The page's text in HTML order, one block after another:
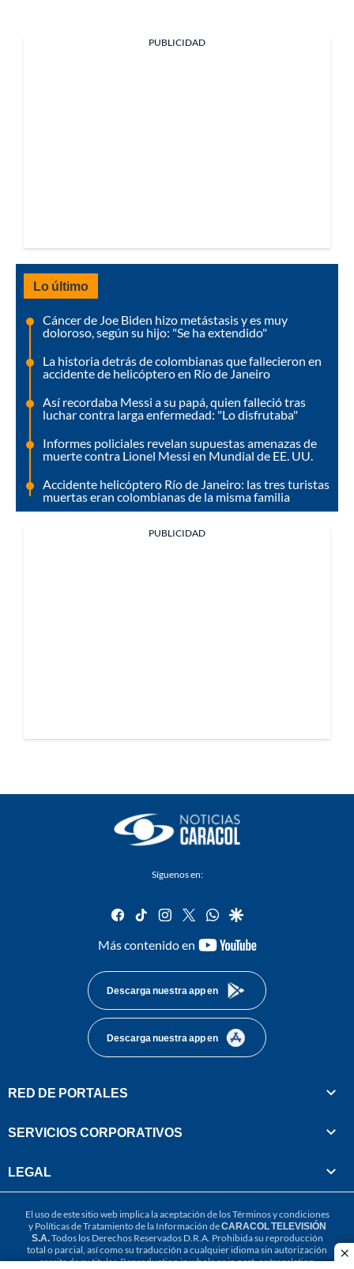
PUBLICIDAD
Lo último
Cáncer de Joe Biden hizo metástasis y es muy
doloroso, según su hijo: "Se ha extendido"
La historia detrás de colombianas que fallecieron en
accidente de helicóptero en Río de Janeiro
Así recordaba Messi a su papá, quien falleció tras
luchar contra larga enfermedad: "Lo disfrutaba"
Informes policiales revelan supuestas amenazas de
muerte contra Lionel Messi en Mundial de EE. UU.
Accidente helicóptero Río de Janeiro: las tres turistas
muertas eran colombianas de la misma familia
PUBLICIDAD
Síguenos en:
facebook
tiktok instagram
twitterwhatsapp
google
Más contenido en
youtube-
Descarga nuestra app en
Descarga nuestra app en
RED DE PORTALES
SERVICIOS CORPORATIVOS
LEGAL
El uso de este sitio web implica la aceptación de losTérminos y condiciones
y Políticas de Tratamiento de la Información deCARACOL TELEVISIÓN
S.A.Todos los Derechos Reservados D.R.A. Prohibida su reproducción
total o parcial, así como su traducción a cualquier idioma sin autorización
escrita de su titular. Reproduction in whole or in part, or translation